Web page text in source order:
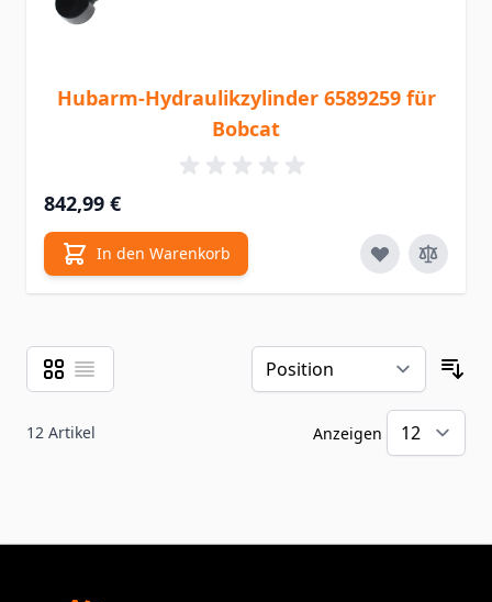
Hubarm-Hydraulikzylinder 6589259 für
Bobcat
842,99 €
In den Warenkorb
Ansicht als
Raster
Liste
12 Artikel Anzeigen